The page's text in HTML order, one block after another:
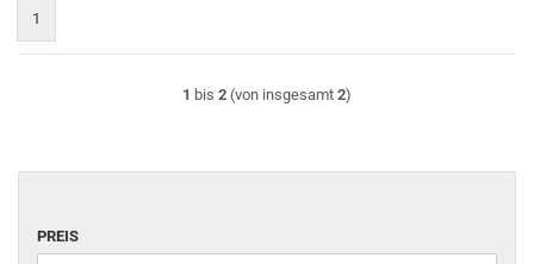
1
1 bis 2 (von insgesamt 2)
PREIS
PREIS